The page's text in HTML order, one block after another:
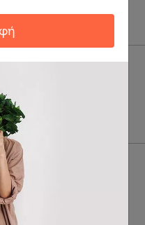
& συμπληρώματα
φρούτων του